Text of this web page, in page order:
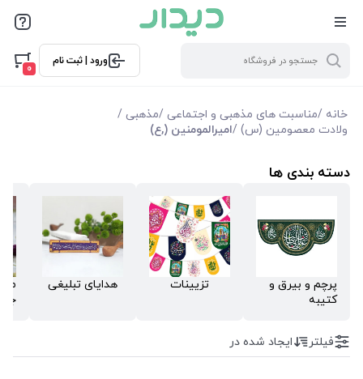
ورود | ثبت نام
0
خانه /مناسبت های مذهبی و اجتماعی /مذهبی /
ولادت معصومین (س) /امیرالمومنین (,ع)
دسته بندی ها
پرچم و بیرق و
کتیبه
تزیینات هدایای تبلیغی
فیلتر بر اساس قیمت
نمایش همه محصولات
فیلتر ایجاد شده در